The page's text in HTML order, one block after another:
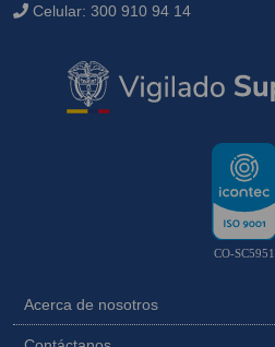
Celular: 300 910 94 14
CO-SC5951
Acerca de nosotros